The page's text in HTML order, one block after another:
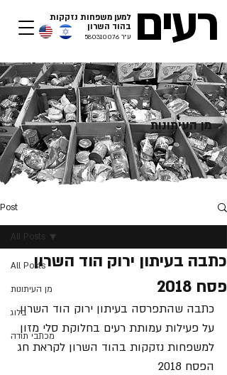
רעים ע"ר 580310076
למען משפחות נזקקות
בהוד השרון​
מן העיתונות
Post
All Posts
מן העיתונות
בלוג
מכתבי תודה
All Posts
כתבה בעיתון ירוק הוד השרון
פסח 2018
כתבה שהתפרסה בעיתון ירוק הוד השרון
על פעילות עמותת רעים בחלוקת סלי מזון
למשפחות נזקקות בהוד השרון לקראת חג
הפסח 2018